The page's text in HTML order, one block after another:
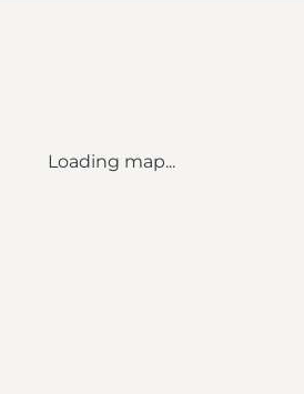
Loading map...